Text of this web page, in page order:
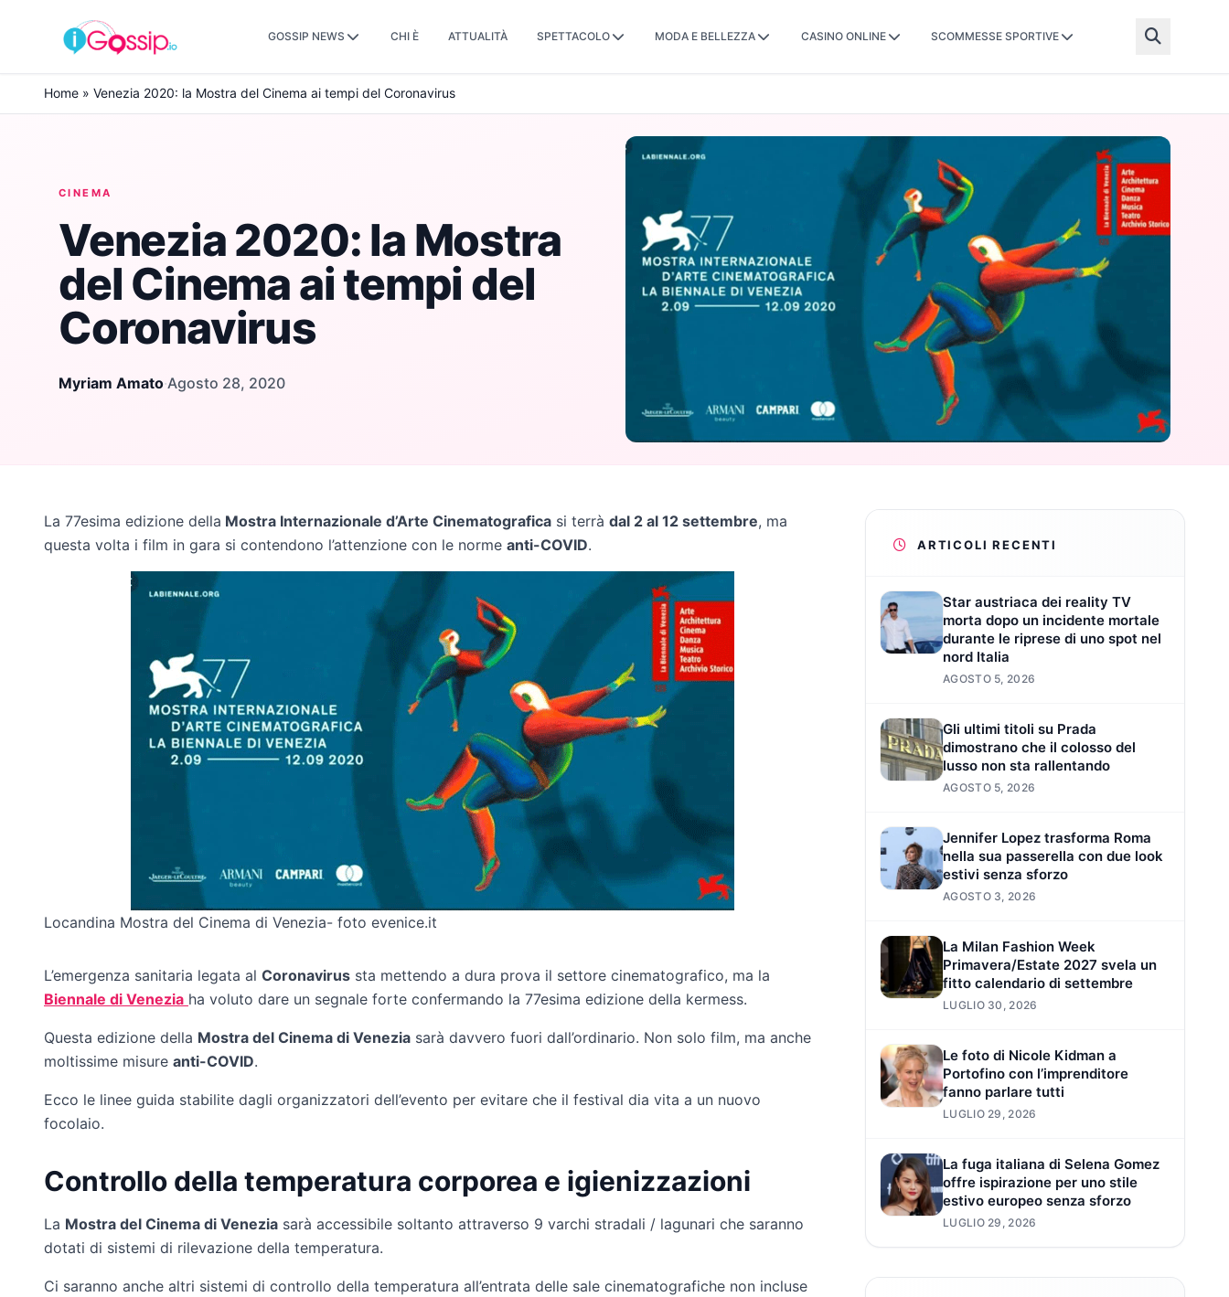
Skip to content
GOSSIP NEWS CHI È ATTUALITÀ SPETTACOLO MODA E BELLEZZA CASINO ONLINE SCOMMESSE SPORTIVE
Home » Venezia 2020: la Mostra del Cinema ai tempi del Coronavirus
CINEMA
Venezia 2020: la Mostra
del Cinema ai tempi del
Coronavirus
Myriam Amato·Agosto 28, 2020
La 77esima edizione della Mostra Internazionale d’Arte Cinematografica si terrà dal 2 al 12 settembre, ma
questa volta i film in gara si contendono l’attenzione con le norme anti-COVID.
Locandina Mostra del Cinema di Venezia- foto evenice.it
L’emergenza sanitaria legata al Coronavirus sta mettendo a dura prova il settore cinematografico, ma la
Biennale di Venezia ha voluto dare un segnale forte confermando la 77esima edizione della kermess.
Questa edizione della Mostra del Cinema di Venezia sarà davvero fuori dall’ordinario. Non solo film, ma anche
moltissime misure anti-COVID.
Ecco le linee guida stabilite dagli organizzatori dell’evento per evitare che il festival dia vita a un nuovo
focolaio.
Controllo della temperatura corporea e igienizzazioni
La Mostra del Cinema di Venezia sarà accessibile soltanto attraverso 9 varchi stradali / lagunari che saranno
dotati di sistemi di rilevazione della temperatura.
Ci saranno anche altri sistemi di controllo della temperatura all’entrata delle sale cinematografiche non incluse
ARTICOLI RECENTI
Star austriaca dei reality TV
morta dopo un incidente mortale
durante le riprese di uno spot nel
nord Italia
AGOSTO 5, 2026
Gli ultimi titoli su Prada
dimostrano che il colosso del
lusso non sta rallentando
AGOSTO 5, 2026
Jennifer Lopez trasforma Roma
nella sua passerella con due look
estivi senza sforzo
AGOSTO 3, 2026
La Milan Fashion Week
Primavera/Estate 2027 svela un
fitto calendario di settembre
LUGLIO 30, 2026
Le foto di Nicole Kidman a
Portofino con l’imprenditore
fanno parlare tutti
LUGLIO 29, 2026
La fuga italiana di Selena Gomez
offre ispirazione per uno stile
estivo europeo senza sforzo
LUGLIO 29, 2026